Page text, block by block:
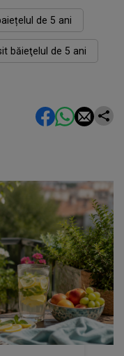
de 5 ani
băieţelul de 5 ani